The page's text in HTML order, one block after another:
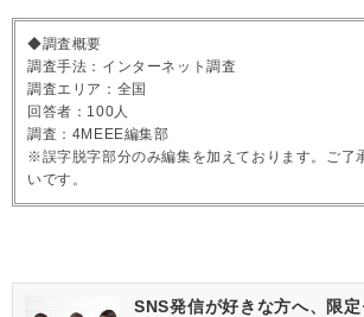
◆調査概要
調査手法：インターネット調査
調査エリア：全国
回答者：100人
調査：4MEEE編集部
※誤字脱字部分のみ編集を加えております。ご了
いです。
SNS発信が好きな方へ、限